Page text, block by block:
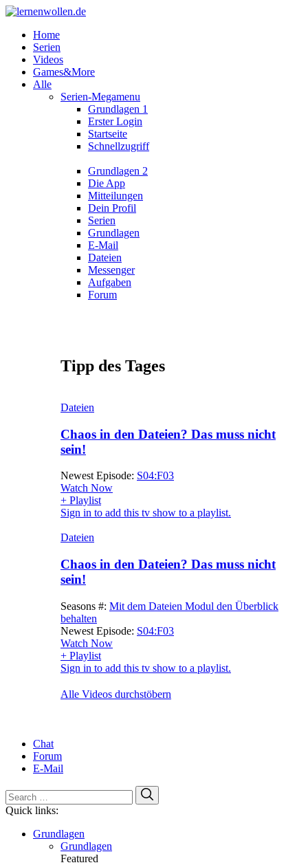
Home
Serien
Videos
Games&More
Alle
Serien-Megamenu
Grundlagen 1
Erster Login
Startseite
Schnellzugriff
Grundlagen 2
Die App
Mitteilungen
Dein Profil
Serien
Grundlagen
E-Mail
Dateien
Messenger
Aufgaben
Forum
Tipp des Tages
Dateien
Chaos in den Dateien? Das muss nicht
sein!
Newest Episode: S04:F03
Watch Now
+ Playlist
Sign in to add this tv show to a playlist.
Dateien
Chaos in den Dateien? Das muss nicht
sein!
Seasons #: Mit dem Dateien Modul den Überblick
behalten
Newest Episode: S04:F03
Watch Now
+ Playlist
Sign in to add this tv show to a playlist.
Alle Videos durchstöbern
Chat
Forum
E-Mail
Search
for:
Quick links:
Grundlagen
Grundlagen
Featured